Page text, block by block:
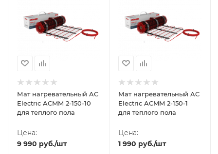
Мат нагревательный AC
Electric ACMM 2-150-10
для теплого пола
Цена:
9 990 руб./шт
Мат нагревательный AC
Electric ACMM 2-150-1
для теплого пола
Цена:
1 990 руб./шт